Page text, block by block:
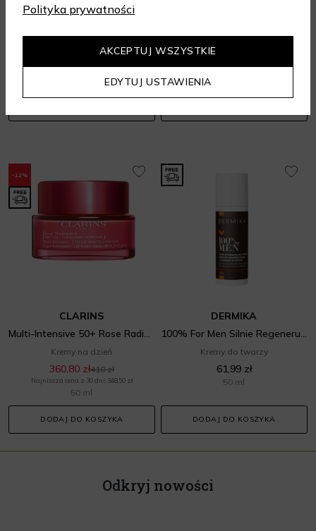
Kremy przeciwzmarszczkowe
299 zł
-12%
CLARINS
Multi-Intensive 50+ Rose Radiance Super Restorative Cream
Kremy na dzień
360,80 zł410 zł
Najniższa cena z 30 dni: 348,50 zł
50 ml
DODAJ DO KOSZYKA
DERMIKA
100% For Men Silnie Regenerujący Krem Przeciw Zmarszczkom i Głębokim Bruzdom 60+
Kremy do twarzy
61,99 zł
50 ml
DODAJ DO KOSZYKA
Odkryj nowości
Polityka prywatności
EDYTUJ USTAWIENIA
AKCEPTUJ WSZYSTKIE